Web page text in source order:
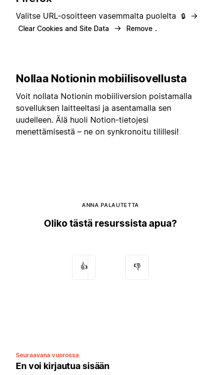
Valitse URL-osoitteen vasemmalta puolelta 🔒 →
Clear Cookies and Site Data → Remove .
Nollaa Notionin mobiilisovellusta
Voit nollata Notionin mobiiliversion poistamalla
sovelluksen laitteeltasi ja asentamalla sen
uudelleen. Älä huoli Notion-tietojesi
menettämisestä – ne on synkronoitu tilillesi!
ANNA PALAUTETTA
Oliko tästä resurssista apua?
👍 👎
Seuraavana vuorossa
En voi kirjautua sisään